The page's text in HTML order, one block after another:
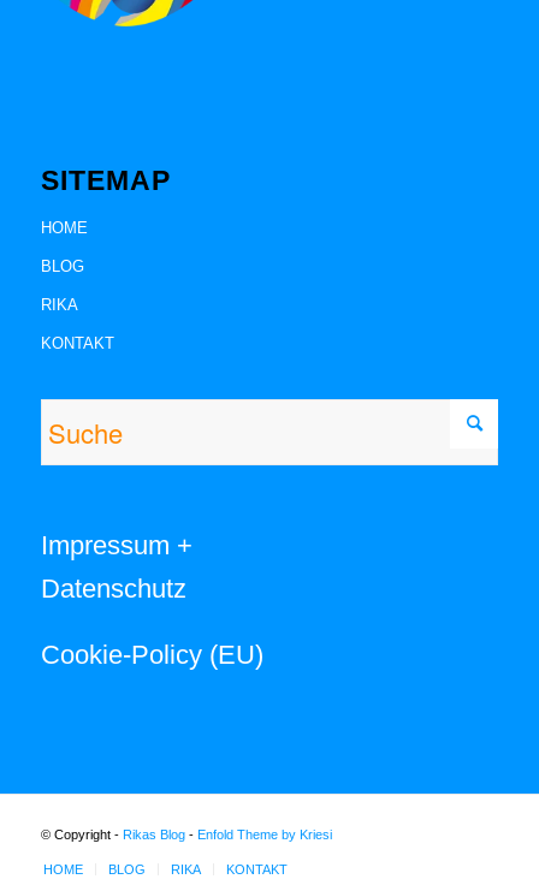
SITEMAP
HOME
BLOG
RIKA
KONTAKT
Impressum +
Datenschutz
Cookie-Policy (EU)
© Copyright - Rikas Blog- Enfold Theme by Kriesi
HOME BLOG RIKA KONTAKT